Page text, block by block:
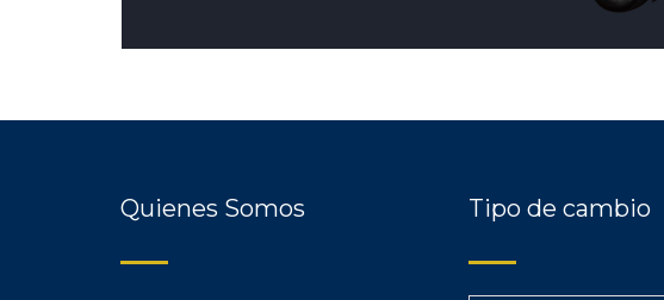
Quienes Somos Tipo de cambio